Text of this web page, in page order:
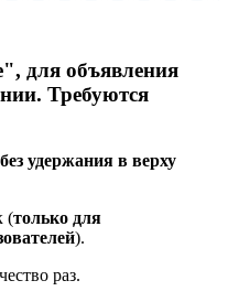
для объявления
Требуются
удержания в верху
(только для
).
раз.